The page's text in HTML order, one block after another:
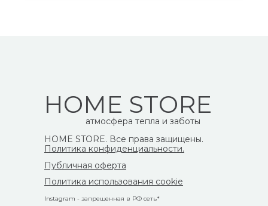
HOME STORE
Политика использования cookie
Публичная оферта
HOME STORE. Все права защищены.
Политика конфиденциальности.
Instagram - запрещенная в РФ сеть*
атмосфера тепла и заботы